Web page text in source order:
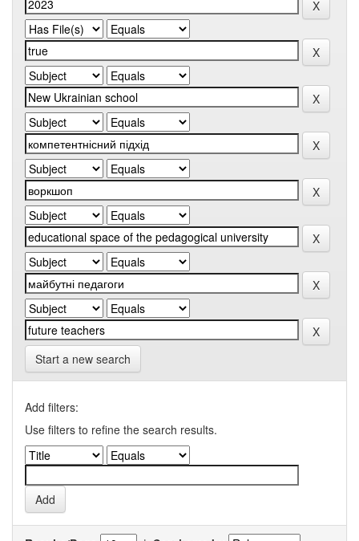
Start a new search
Add filters:
Use filters to refine the search results.